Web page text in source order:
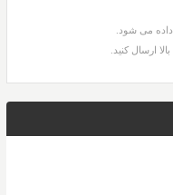
می شود.
ارسال کنید.